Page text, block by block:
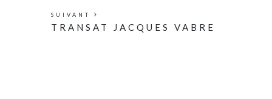
SUIVANT
TRANSAT JACQUES VABRE